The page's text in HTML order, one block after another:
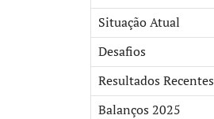
Situação Atual
Desafios
Resultados Recentes
Balanços 2025